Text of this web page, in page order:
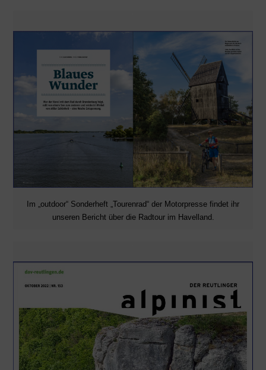
Im „outdoor“ Sonderheft „Tourenrad“ der Motorpresse findet ihr
unseren Bericht über die Radtour im Havelland.